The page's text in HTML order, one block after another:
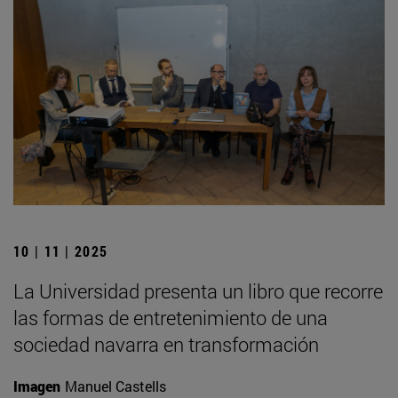
10 | 11 | 2025
La Universidad presenta un libro que recorre
las formas de entretenimiento de una
sociedad navarra en transformación
Imagen Manuel Castells